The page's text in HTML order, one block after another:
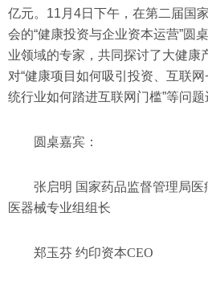
亿元。11月4日下午，在第二届国
会的“健康投资与企业资本运营”圆
业领域的专家，共同探讨了大健康
对“健康项目如何吸引投资、互联
统行业如何踏进互联网门槛”等问题
圆桌嘉宾：
张启明 国家药品监督管理局
医器械专业组组长
郑玉芬 约印资本CEO